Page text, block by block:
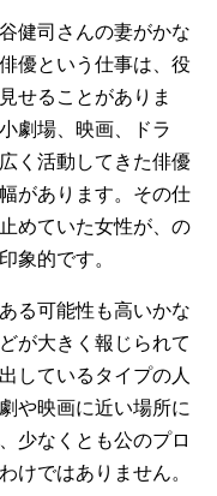
健司さんの妻がかな
優という仕事は、役
せることがありま
劇場、映画、ドラ
く活動してきた俳優
があります。その仕
めていた女性が、の
象的です。
る可能性も高いかな
が大きく報じられて
しているタイプの人
や映画に近い場所に
少なくとも公のプロ
けではありません。